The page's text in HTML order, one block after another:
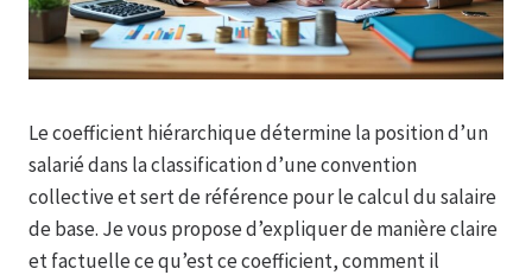
Le coefficient hiérarchique détermine la position d’un
salarié dans la classification d’une convention
collective et sert de référence pour le calcul du salaire
de base. Je vous propose d’expliquer de manière claire
et factuelle ce qu’est ce coefficient, comment il